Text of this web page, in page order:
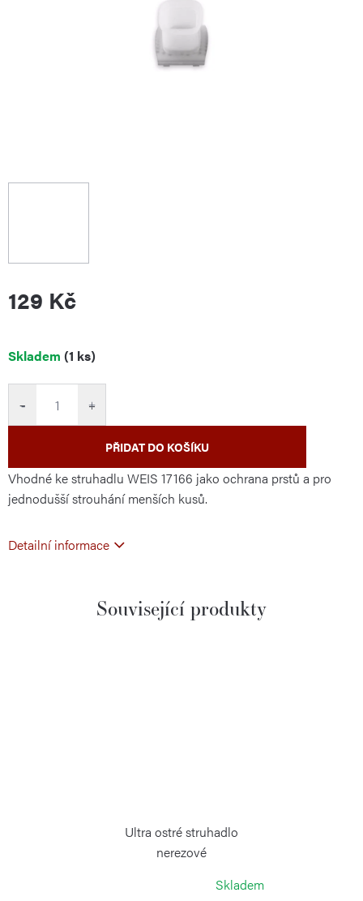
129 Kč
Měrná
Skladem (1 ks)
+
−
PŘIDAT DO KOŠÍKU
Vhodné ke struhadlu WEIS 17166 jako ochrana prstů a pro
jednodušší strouhání menších kusů.
Detailní informace
Související produkty
Ultra ostré struhadlo
nerezové
Skladem